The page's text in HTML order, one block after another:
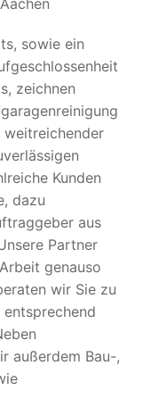
sowie ein
zeichnen
weitreichender
Kunden
dazu
aus
Partner
genauso
wir Sie zu
außerdem Bau-,